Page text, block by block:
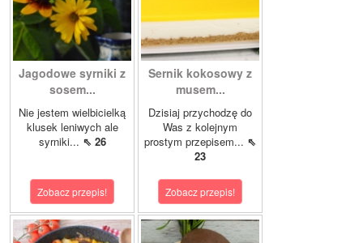
Jagodowe syrniki z
sosem...
Nie jestem wielbicielką
klusek leniwych ale
syrniki... ⇖ 26
Zobacz przepis!
Sernik kokosowy z
musem...
Dzisiaj przychodzę do
Was z kolejnym
prostym przepisem... ⇖
23
Zobacz przepis!